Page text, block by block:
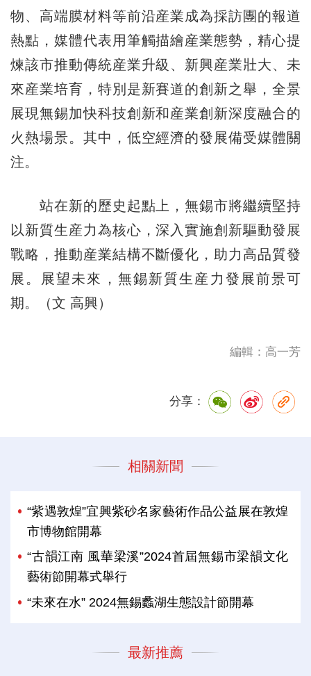
物、高端膜材料等前沿産業成為採訪團的報道
熱點，媒體代表用筆觸描繪産業態勢，精心提
煉該市推動傳統産業升級、新興産業壯大、未
來産業培育，特別是新賽道的創新之舉，全景
展現無錫加快科技創新和産業創新深度融合的
火熱場景。其中，低空經濟的發展備受媒體關
注。
站在新的歷史起點上，無錫市將繼續堅持
以新質生産力為核心，深入實施創新驅動發展
戰略，推動産業結構不斷優化，助力高品質發
展。展望未來，無錫新質生産力發展前景可
期。（文 高興）
編輯：高一芳
分享：
相關新聞
“紫遇敦煌”宜興紫砂名家藝術作品公益展在敦煌
市博物館開幕
“古韻江南 風華梁溪”2024首屆無錫市梁韻文化
藝術節開幕式舉行
“未來在水” 2024無錫蠡湖生態設計節開幕
最新推薦